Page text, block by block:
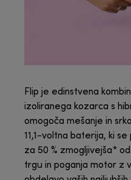
Flip je edinstvena
izoliranega kozarca s
omogoča mešanje in
11,1-voltna baterija, ki
za 50 % zmogljivejša*
trgu in poganja motor z